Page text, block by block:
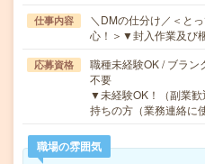
仕事内容
＼DMの仕分け／＜と
心！＞▼封入作業及び
応募資格
職種未経験OK / ブラン
不要
▼未経験OK！（副業
持ちの方（業務連絡に
職場の雰囲気